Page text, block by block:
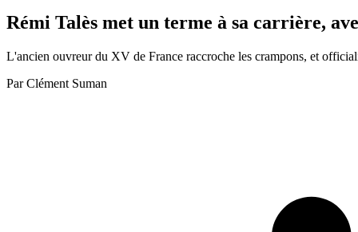
Rémi Talès met un terme à sa carrière,
L'ancien ouvreur du XV de France raccroche les crampons, et
Par Clément Suman